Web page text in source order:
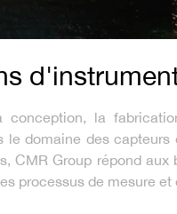
conception, la
domaine des
CMR Group répond
processus de mesure et